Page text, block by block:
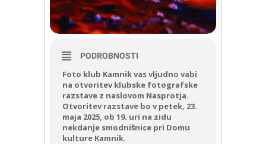
PODROBNOSTI
Foto klub Kamnik vas vljudno vabi
na otvoritev klubske fotografske
razstave z naslovom Nasprotja.
Otvoritev razstave bo v petek, 23.
maja 2025, ob 19. uri na zidu
nekdanje smodnišnice pri Domu
kulture Kamnik.